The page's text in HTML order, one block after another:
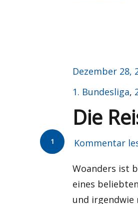
Veröffentlicht
am
Dezember 28,
Kategorien
1. Bundesliga,
Die
1 Kommentar
Woanders ist
eines
und irgendwie